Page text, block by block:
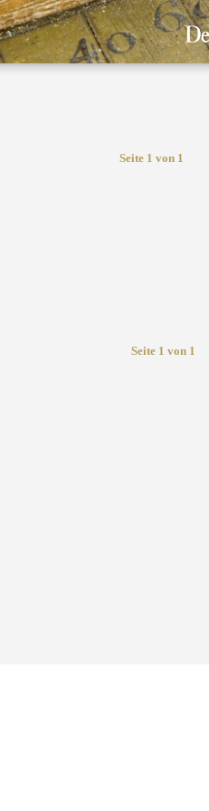
Seite 1 von 1
Seite 1 von 1